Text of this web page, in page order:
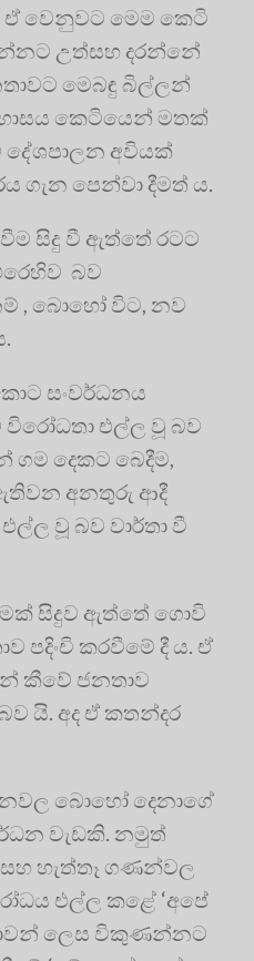
වෙනුවට මෙම කෙටි
උත්සහ දරන්නේ
මෙබඳු බිල්ලන්
කෙටියෙන් මතක්
දේශපාලන අවියක්
ගැන පෙන්වා දීමත් ය.
සිදු වී ඇත්තේ රටට
බව
, බොහෝ විට, නව
සංවර්ධනය
එල්ල වූ බව
ගම දෙකට බෙදීම,
අනතුරු ආදී
වූ බව වාර්තා වී
සිදුව ඇත්තේ ගොවි
පදිංචි කරවීමේ දී ය. ඒ
කීවේ ජනතාව
යි. අද ඒ කතන්දර
දිනවල බොහෝ දෙනාගේ
වැඩකි. නමුත්
හැත්තෑ ගණන්වල
එල්ල කළේ ‘අපේ
ලෙස විකුණන්නට